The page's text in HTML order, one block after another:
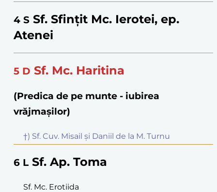
4 S Sf. Sfințit Mc. Ierotei, ep.
Atenei
5 D Sf. Mc. Haritina
(Predica de pe munte - iubirea
vrăjmașilor)
†) Sf. Cuv. Misail și Daniil de la M. Turnu
6 L Sf. Ap. Toma
Sf. Mc. Erotiida